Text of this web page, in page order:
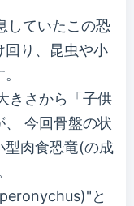
していたこの恐
回り、昆虫や小
きさから「子供
今回骨盤の状
型肉食恐竜(の成
と